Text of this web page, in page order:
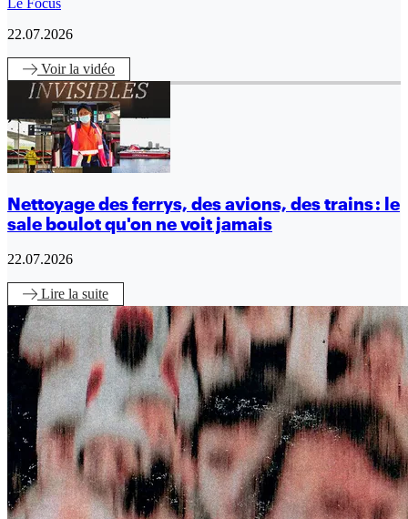
Le Focus
22.07.2026
Voirla vidéo
Nettoyage des ferrys, des avions, des trains : le
sale boulot qu'on ne voit jamais
22.07.2026
Lire la suite